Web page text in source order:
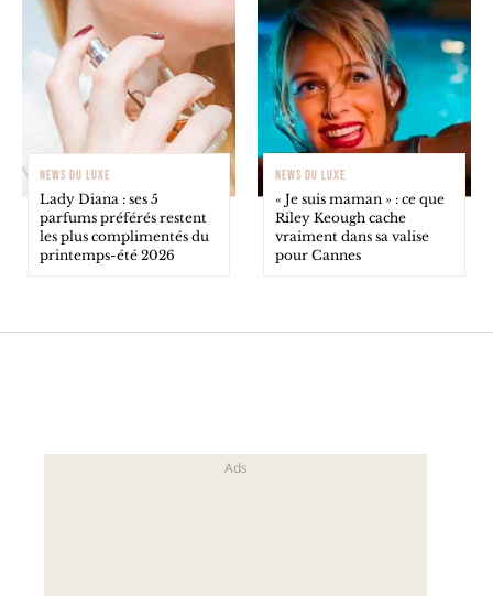
NEWS DU LUXE
Lady Diana : ses 5
parfums préférés restent
les plus complimentés du
printemps-été 2026
NEWS DU LUXE
« Je suis maman » : ce que
Riley Keough cache
vraiment dans sa valise
pour Cannes